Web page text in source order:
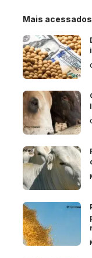
Mais acessados